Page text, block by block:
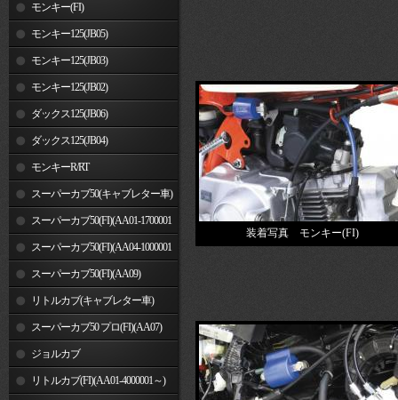
モンキー(FI)
モンキー125(JB05)
モンキー125(JB03)
モンキー125(JB02)
ダックス125(JB06)
ダックス125(JB04)
モンキーR/RT
スーパーカブ50(キャブレター車)
スーパーカブ50(FI)(AA01-1700001
～) スーパーカブ50(FI)(AA04-1000001
～) スーパーカブ50(FI)(AA09)
リトルカブ(キャブレター車)
スーパーカブ50 プロ(FI)(AA07)
ジョルカブ
リトルカブ(FI)(AA01-4000001～)
装着写真 モンキー(FI)